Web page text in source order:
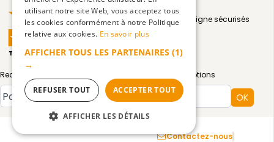
TrustScore4.5 | 3083avis
Moyens de paiement en ligne sécurisés
Recevez par email toute notre actualité et nos promotions
Type de compte OK
Contactez-nous
utilisant notre site Web, vous acceptez tous
les cookies conformément à notre Politique
relative aux cookies. En savoir plus
AFFICHER TOUS LES PARTENAIRES (1)
→
ACCEPTER TOUT
REFUSER TOUT
AFFICHER LES DÉTAILS
STRICTEMENT NÉCESSAIRES